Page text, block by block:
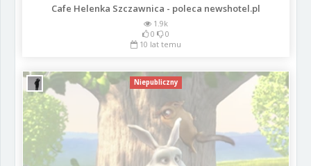
Cafe Helenka Szczawnica - poleca newshotel.pl
1.9k
0
0
10 lat temu
Niepubliczny